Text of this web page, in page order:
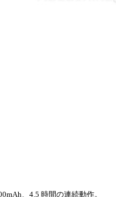
、4.5 時間の連続動作。